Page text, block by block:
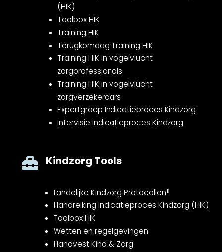
(HIK)
Toolbox HIK
Training HIK
Terugkomdag Training HIK
Training HIK in vogelvlucht
zorgprofessionals
Training HIK in vogelvlucht
zorgverzekeraars
Expertgroep Indicatieproces Kindzorg
Intervisie Indicatieproces Kindzorg
 Kindzorg Tools
Landelijke Kindzorg Protocollen®
Handreiking Indicatieproces Kindzorg (HIK)
Toolbox HIK
Wetten en regelgevingen
Handvest Kind & Zorg